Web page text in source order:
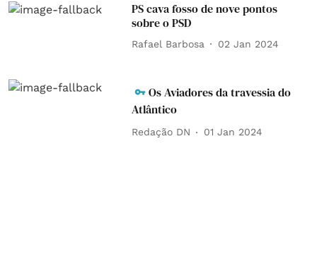
PS cava fosso de nove pontos
sobre o PSD
Rafael Barbosa 02 Jan 2024
Os Aviadores da travessia do
Atlântico
Redação DN 01 Jan 2024